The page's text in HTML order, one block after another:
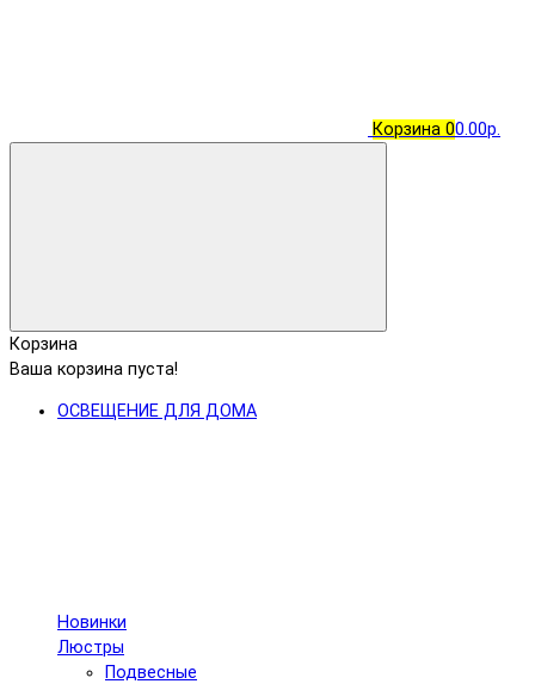
Корзина 00.00р.
Корзина
Ваша корзина пуста!
ОСВЕЩЕНИЕ ДЛЯ ДОМА
Новинки
Люстры
Подвесные